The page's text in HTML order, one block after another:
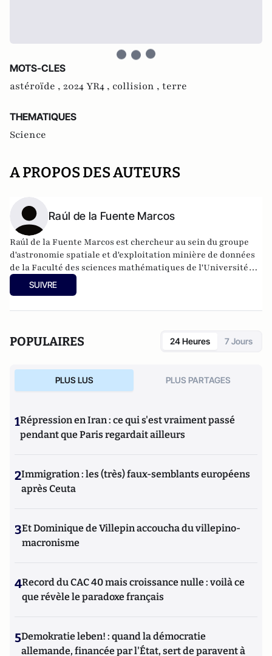
MOTS-CLES
astéroïde , 2024 YR4 , collision , terre
THEMATIQUES
Science
A PROPOS DES AUTEURS
Raúl de la Fuente Marcos
Raúl de la Fuente Marcos est chercheur au sein du groupe
d'astronomie spatiale et d'exploitation minière de données
de la Faculté des sciences mathématiques de l'Université
Complutense de Madrid.
SUIVRE
POPULAIRES 24 Heures 7 Jours
PLUS LUS PLUS PARTAGES
1Répression en Iran : ce qui s'est vraiment passé
pendant que Paris regardait ailleurs
2Immigration : les (très) faux-semblants européens
après Ceuta
3Et Dominique de Villepin accoucha du villepino-
macronisme
4Record du CAC 40 mais croissance nulle : voilà ce
que révèle le paradoxe français
5Demokratie leben! : quand la démocratie
allemande, financée par l'État, sert de paravent à